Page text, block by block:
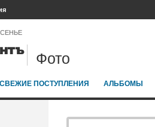
Фото
СВЕЖИЕ ПОСТУПЛЕНИЯ АЛЬБОМЫ